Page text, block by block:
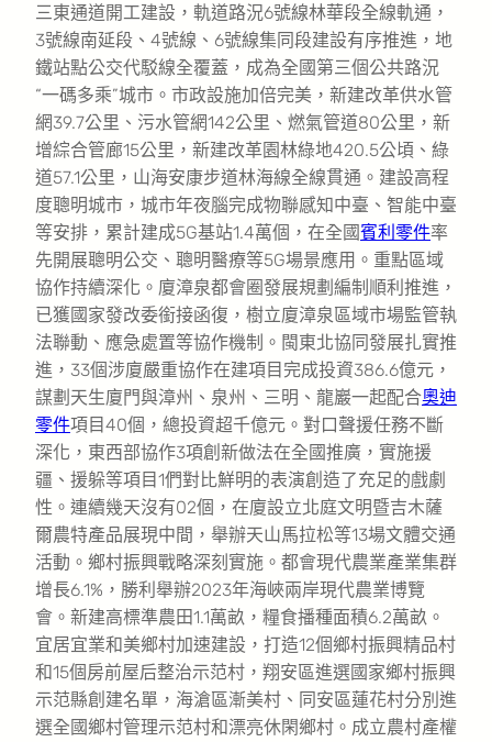
三東通道開工建設，軌道路況6號線林華段全線軌通，
3號線南延段、4號線、6號線集同段建設有序推進，地
鐵站點公交代駁線全覆蓋，成為全國第三個公共路況
“一碼多乘”城市。市政設施加倍完美，新建改革供水管
網39.7公里、污水管網142公里、燃氣管道80公里，新
增綜合管廊15公里，新建改革園林綠地420.5公頃、綠
道57.1公里，山海安康步道林海線全線貫通。建設高程
度聰明城市，城市年夜腦完成物聯感知中臺、智能中臺
等安排，累計建成5G基站1.4萬個，在全國賓利零件率
先開展聰明公交、聰明醫療等5G場景應用。重點區域
協作持續深化。廈漳泉都會圈發展規劃編制順利推進，
已獲國家發改委銜接函復，樹立廈漳泉區域市場監管執
法聯動、應急處置等協作機制。閩東北協同發展扎實推
進，33個涉廈嚴重協作在建項目完成投資386.6億元，
謀劃天生廈門與漳州、泉州、三明、龍巖一起配合奧迪
零件項目40個，總投資超千億元。對口聲援任務不斷
深化，東西部協作3項創新做法在全國推廣，實施援
疆、援躲等項目1們對比鮮明的表演創造了充足的戲劇
性。連續幾天沒有02個，在廈設立北庭文明暨吉木薩
爾農特產品展現中間，舉辦天山馬拉松等13場文體交通
活動。鄉村振興戰略深刻實施。都會現代農業產業集群
增長6.1%，勝利舉辦2023年海峽兩岸現代農業博覽
會。新建高標準農田1.1萬畝，糧食播種面積6.2萬畝。
宜居宜業和美鄉村加速建設，打造12個鄉村振興精品村
和15個房前屋后整治示范村，翔安區進選國家鄉村振興
示范縣創建名單，海滄區漸美村、同安區蓮花村分別進
選全國鄉村管理示范村和漂亮休閑鄉村。成立農村產權